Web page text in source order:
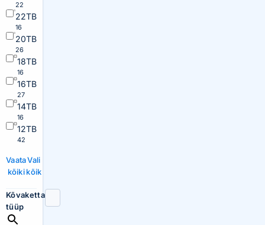
22
22TB
16
20TB
26
18TB
16
16TB
27
14TB
16
12TB
42
Vaata
kõiki
Vali
kõik
Kõvaketta
tüüp